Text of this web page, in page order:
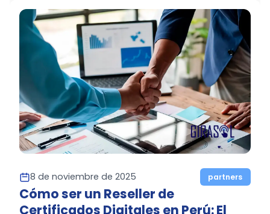
8 de noviembre de 2025 partners
Cómo ser un Reseller de
Certificados Digitales en Perú: El